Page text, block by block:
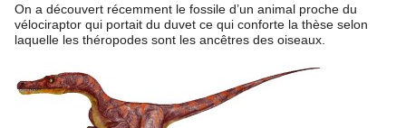
On a découvert récemment le fossile d’un animal proche du
vélociraptor qui portait du duvet ce qui conforte la thèse selon
laquelle les théropodes sont les ancêtres des oiseaux.